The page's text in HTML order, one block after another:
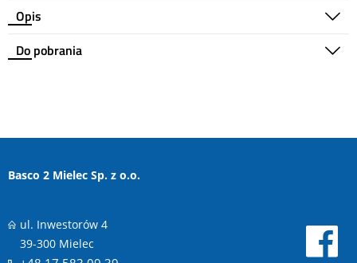
Opis
Do pobrania
Basco 2 Mielec Sp. z o.o.
ul. Inwestorów 4
39-300 Mielec